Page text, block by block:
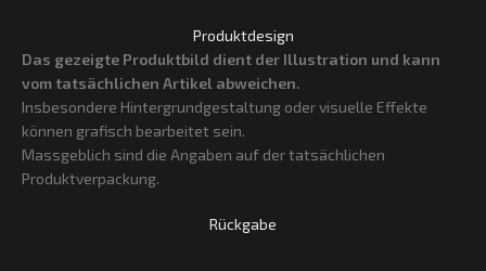
Produktdesign
Das gezeigte Produktbild dient der Illustration und kann
vom tatsächlichen Artikel abweichen.
Insbesondere Hintergrundgestaltung oder visuelle Effekte
können grafisch bearbeitet sein.
Massgeblich sind die Angaben auf der tatsächlichen
Produktverpackung.
Rückgabe